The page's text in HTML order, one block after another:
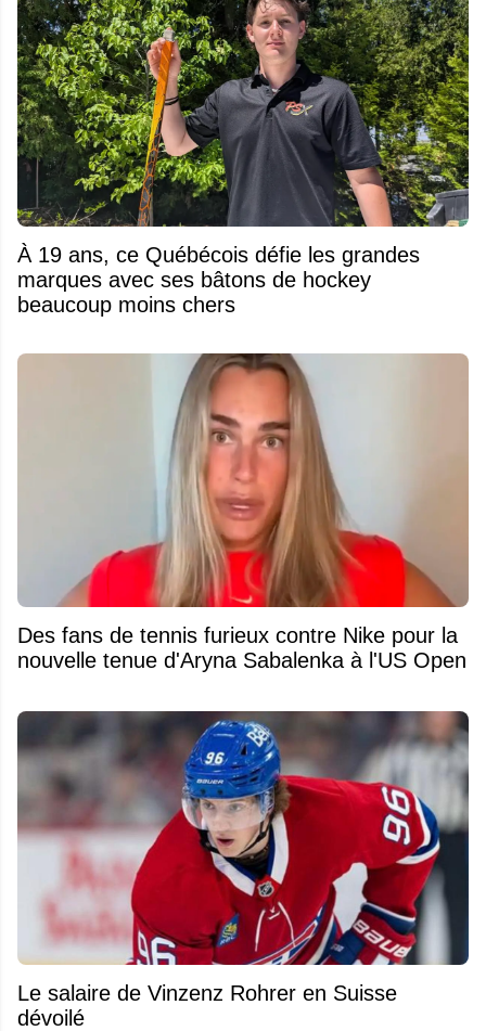
À 19 ans, ce Québécois défie les grandes
marques avec ses bâtons de hockey
beaucoup moins chers
Des fans de tennis furieux contre Nike pour la
nouvelle tenue d'Aryna Sabalenka à l'US Open
Le salaire de Vinzenz Rohrer en Suisse
dévoilé